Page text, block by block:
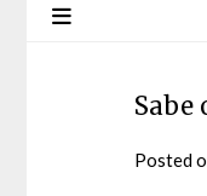
Sabe
Posted